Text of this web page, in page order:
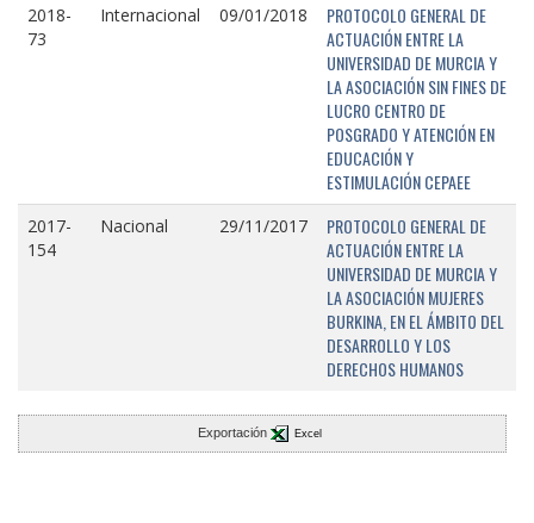
2018-
73
Internacional 09/01/2018
PROTOCOLO GENERAL DE
ACTUACIÓN ENTRE LA
UNIVERSIDAD DE MURCIA Y
LA ASOCIACIÓN SIN FINES DE
LUCRO CENTRO DE
POSGRADO Y ATENCIÓN EN
EDUCACIÓN Y
ESTIMULACIÓN CEPAEE
2017-
154
Nacional 29/11/2017
PROTOCOLO GENERAL DE
ACTUACIÓN ENTRE LA
UNIVERSIDAD DE MURCIA Y
LA ASOCIACIÓN MUJERES
BURKINA, EN EL ÁMBITO DEL
DESARROLLO Y LOS
DERECHOS HUMANOS
Exportación Excel